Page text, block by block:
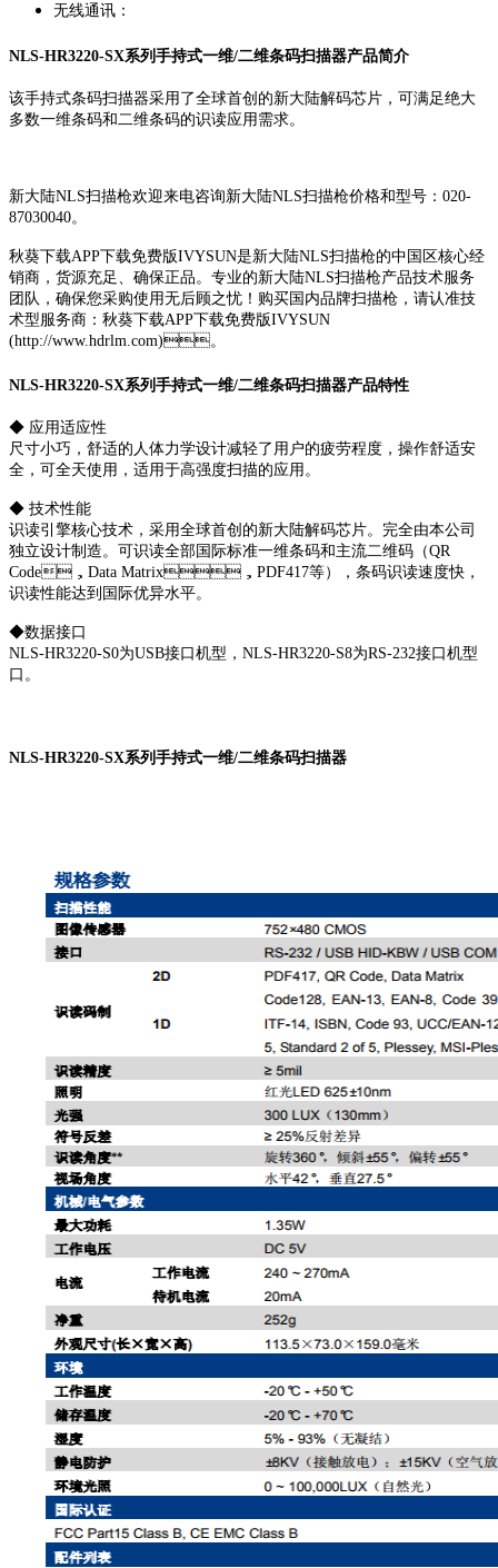
无线通讯：
NLS-HR3220-SX系列手持式一维/二维条码扫描器产品简介
该手持式条码扫描器采用了全球首创的新大陆解码芯片，可满足绝大
多数一维条码和二维条码的识读应用需求。
新大陆NLS扫描枪欢迎来电咨询新大陆NLS扫描枪价格和型号：020-
87030040。
秋葵下载APP下载免费版IVYSUN是新大陆NLS扫描枪的中国区核心经
销商，货源充足、确保正品。专业的新大陆NLS扫描枪产品技术服务
团队，确保您采购使用无后顾之忧！购买国内品牌扫描枪，请认准技
术型服务商：秋葵下载APP下载免费版IVYSUN
(http://www.hdrlm.com)。
NLS-HR3220-SX系列手持式一维/二维条码扫描器产品特性
◆ 应用适应性
尺寸小巧，舒适的人体力学设计减轻了用户的疲劳程度，操作舒适安
全，可全天使用，适用于高强度扫描的应用。
◆ 技术性能
识读引擎核心技术，采用全球首创的新大陆解码芯片。完全由本公司
独立设计制造。可识读全部国际标准一维条码和主流二维码（QR
Code，Data Matrix，PDF417等），条码识读速度快，
识读性能达到国际优异水平。
◆数据接口
NLS-HR3220-S0为USB接口机型，NLS-HR3220-S8为RS-232接口机型
口。
NLS-HR3220-SX系列手持式一维/二维条码扫描器